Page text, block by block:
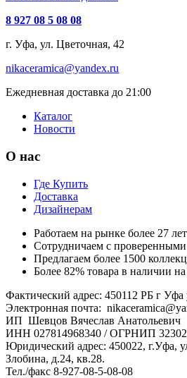
8 927 08 5 08 08
г. Уфа, ул. Цветочная, 42
nikaceramica@yandex.ru
Ежедневная доставка до 21:00
Каталог
Новости
О нас
Где Купить
Доставка
Дизайнерам
Работаем на рынке более 27 лет
Сотрудничаем с
Предлагаем более 1500
Более 82% товара в наличии на
Фактический адрес: 450112 РБ г Уфа
Электронная почта:
ИП Шевцов Вячеслав Анатольевич
ИНН 027814968340 / ОГРНИП
Юридический адрес: 450022, г.Уфа,
Злобина, д.24, кв.28.
Тел./факс 8-927-08-5-08-08